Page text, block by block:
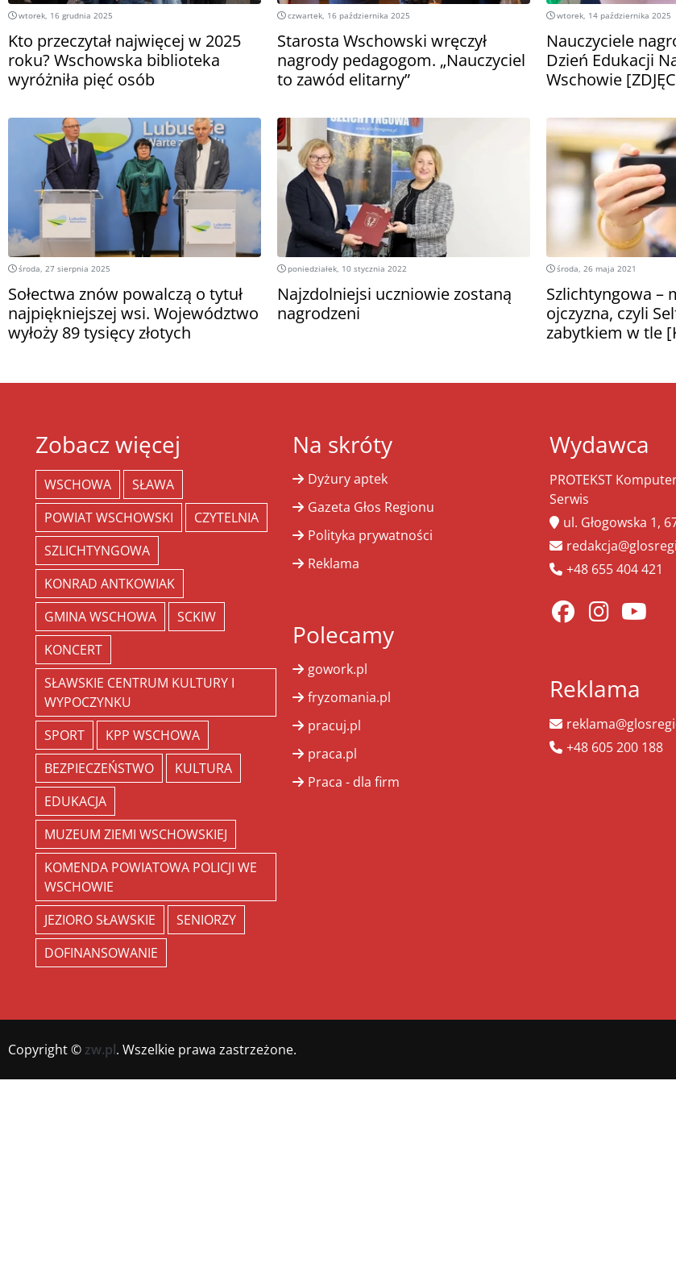
wtorek, 16 grudnia 2025
Kto przeczytał najwięcej w 2025
roku? Wschowska biblioteka
wyróżniła pięć osób
czwartek, 16 października 2025
Starosta Wschowski wręczył
nagrody pedagogom. „Nauczyciel
to zawód elitarny”
wtorek, 14 października 2025
Nauczyciele
Dzień Edukacji
Wschowie
środa, 27 sierpnia 2025
Sołectwa znów powalczą o tytuł
najpiękniejszej wsi. Województwo
wyłoży 89 tysięcy złotych
poniedziałek, 10 stycznia 2022
Najzdolniejsi uczniowie zostaną
nagrodzeni
środa, 26 maja 2021
Szlichtyngowa –
ojczyzna, czyli
zabytkiem w tle
Zobacz więcej
WSCHOWA
SŁAWA
POWIAT WSCHOWSKI
CZYTELNIA
SZLICHTYNGOWA
KONRAD ANTKOWIAK
GMINA WSCHOWA
SCKIW
KONCERT
SŁAWSKIE CENTRUM KULTURY I
WYPOCZYNKU
SPORT
KPP WSCHOWA
BEZPIECZEŃSTWO
KULTURA
EDUKACJA
MUZEUM ZIEMI WSCHOWSKIEJ
KOMENDA POWIATOWA POLICJI WE
WSCHOWIE
JEZIORO SŁAWSKIE
SENIORZY
DOFINANSOWANIE
Na skróty
Dyżury aptek
Gazeta Głos Regionu
Polityka prywatności
Reklama
Polecamy
gowork.pl
fryzomania.pl
pracuj.pl
praca.pl
Praca - dla firm
Wydawca
PROTEKST
Serwis
ul. Głogowska 1,
+48 655 404 421
Reklama
+48 605 200 188
Copyright © zw.pl. Wszelkie prawa zastrzeżone.